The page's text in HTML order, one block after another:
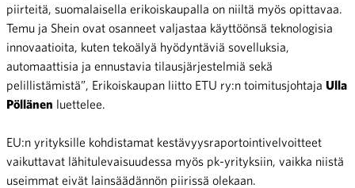
piirteitä, suomalaisella erikoiskaupalla on niiltä myös opittavaa.
Temu ja Shein ovat osanneet valjastaa käyttöönsä teknologisia
innovaatioita, kuten tekoälyä hyödyntäviä sovelluksia,
automaattisia ja ennustavia tilausjärjestelmiä sekä
pelillistämistä”, Erikoiskaupan liitto ETU ry:n toimitusjohtaja Ulla
Pöllänen luettelee.
EU:n yrityksille kohdistamat kestävyysraportointivelvoitteet
vaikuttavat lähitulevaisuudessa myös pk-yrityksiin, vaikka niistä
useimmat eivät lainsäädännön piirissä olekaan.